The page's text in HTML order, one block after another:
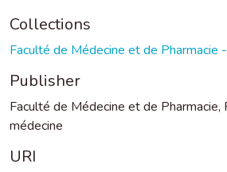
Collections
Faculté de Médecine et de Pharmacie
Publisher
Faculté de Médecine et de Pharmacie,
médecine
URI